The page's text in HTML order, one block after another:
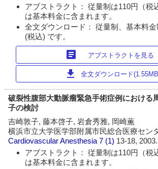
アブストラクト： 従量制は110円（税
は基本料金に含まれます。
全文ダウンロード： 従量制、基本料
(税込) です。
article アブストラクトを見る
download 全文ダウンロード
破裂性腹部大動脈瘤緊急手術症例における
子の検討
吉崎敦子, 藤本啓子, 岩倉秀雅, 岡崎薫
横浜市立大学医学部附属市民総合医療セン
Cardiovascular Anesthesia 7 (1) 13-18, 2003.
アブストラクト： 従量制は110円（税
は基本料金に含まれます。